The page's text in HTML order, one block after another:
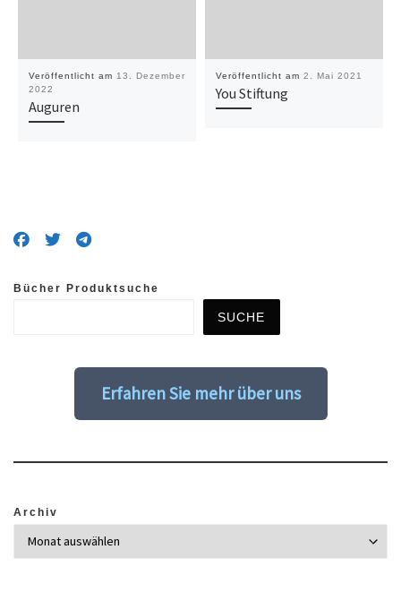
Veröffentlicht am 13. Dezember
2022
Auguren
Veröffentlicht am 2. Mai 2021
You Stiftung
Bücher Produktsuche
SUCHE
Erfahren Sie mehr über uns
Archiv